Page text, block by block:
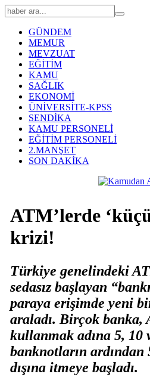
GÜNDEM
MEMUR
MEVZUAT
EĞİTİM
KAMU
SAĞLIK
EKONOMİ
ÜNİVERSİTE-KPSS
SENDİKA
KAMU PERSONELİ
EĞİTİM PERSONELİ
2.MANŞET
SON DAKİKA
ATM’lerde
krizi!
Türkiye genelindeki
sedasız başlayan
paraya erişimde yeni
araladı. Birçok
kullanmak adına 5, 10
banknotların ardından
dışına itmeye başladı.